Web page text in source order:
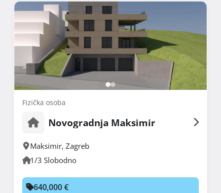
Fizička osoba
Novogradnja Maksimir
Maksimir, Zagreb
1/3 Slobodno
640,000 €